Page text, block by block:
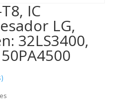
IC
LG,
32LS3400,